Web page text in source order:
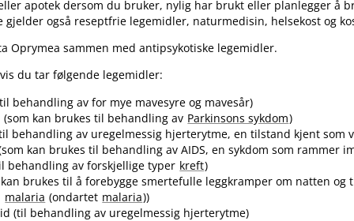
apotek dersom du bruker, nylig har brukt eller planlegger å
gjelder også reseptfrie legemidler, naturmedisin, helsekost og
Oprymea sammen med antipsykotiske legemidler.
du tar følgende legemidler:
behandling av for mye mavesyre og mavesår)
kan brukes til behandling av Parkinsons sykdom)
behandling av uregelmessig hjerterytme, en tilstand kjent som
kan brukes til behandling av AIDS, en sykdom som rammer
behandling av forskjellige typer kreft)
brukes til å forebygge smertefulle leggkramper om natten og
malaria (ondartet malaria))
(til behandling av uregelmessig hjerterytme)